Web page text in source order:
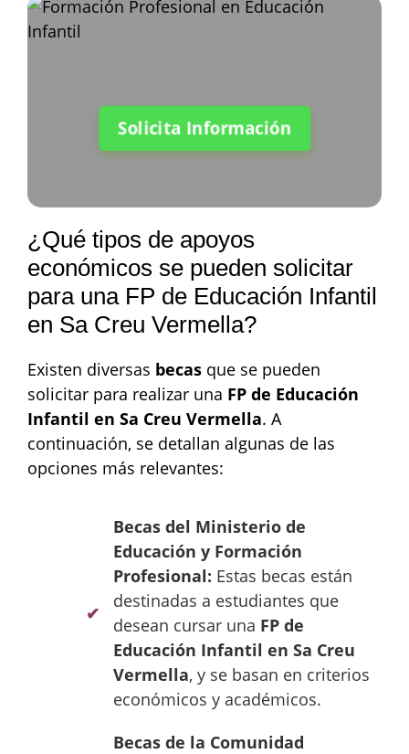
Solicita Información
¿Qué tipos de apoyos
económicos se pueden solicitar
para una FP de Educación Infantil
en Sa Creu Vermella?
Existen diversas becas que se pueden
solicitar para realizar una FP de Educación
Infantil en Sa Creu Vermella. A
continuación, se detallan algunas de las
opciones más relevantes:
Becas del Ministerio de
Educación y Formación
Profesional: Estas becas están
destinadas a estudiantes que
desean cursar una FP de
Educación Infantil en Sa Creu
Vermella, y se basan en criterios
económicos y académicos.
Becas de la Comunidad